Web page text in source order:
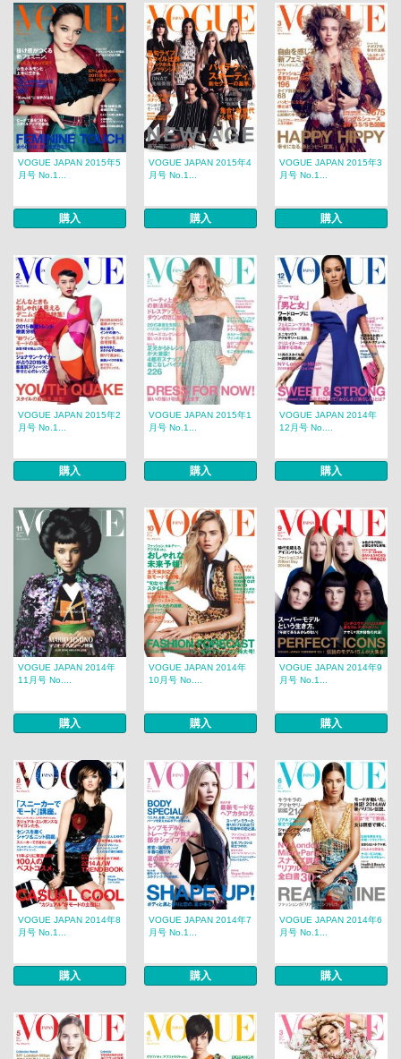
VOGUE JAPAN 2015年5
月号 No.1...
購入
VOGUE JAPAN 2015年4
月号 No.1...
購入
VOGUE JAPAN 2015年3
月号 No.1...
購入
VOGUE JAPAN 2015年2
月号 No.1...
購入
VOGUE JAPAN 2015年1
月号 No.1...
購入
VOGUE JAPAN 2014年
12月号 No....
購入
VOGUE JAPAN 2014年
11月号 No....
購入
VOGUE JAPAN 2014年
10月号 No....
購入
VOGUE JAPAN 2014年9
月号 No.1...
購入
VOGUE JAPAN 2014年8
月号 No.1...
購入
VOGUE JAPAN 2014年7
月号 No.1...
購入
VOGUE JAPAN 2014年6
月号 No.1...
購入